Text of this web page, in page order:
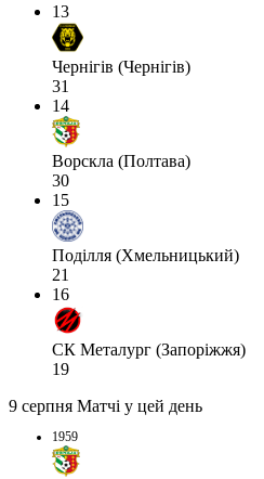
13
Чернігів (Чернігів)
31
14
Ворскла (Полтава)
30
15
Поділля (Хмельницький)
21
16
СК Металург (Запоріжжя)
19
9 серпня Матчі у цей день
1959